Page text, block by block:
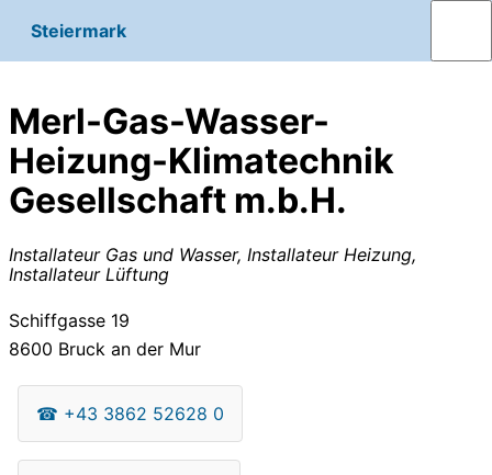
Steiermark
Merl-Gas-Wasser-
Heizung-Klimatechnik
Gesellschaft m.b.H.
Installateur Gas und Wasser, Installateur Heizung,
Installateur Lüftung
Schiffgasse 19
8600 Bruck an der Mur
☎ +43 3862 52628 0